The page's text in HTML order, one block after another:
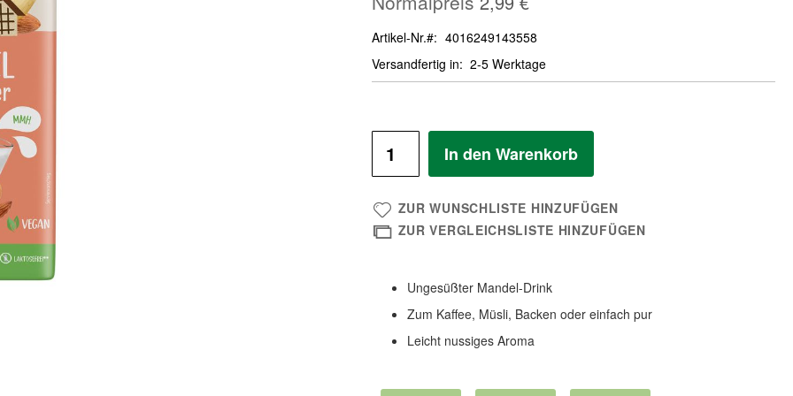
Artikel-Nr.
4016249143558
Versandfertig in
2-5 Werktage
In den Warenkorb
ZUR WUNSCHLISTE HINZUFÜGEN
ZUR VERGLEICHSLISTE HINZUFÜGEN
Ungesüßter Mandel-Drink
Zum Kaffee, Müsli, Backen oder einfach pur
Leicht nussiges Aroma